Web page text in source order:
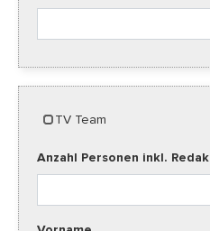
TV Team
Anzahl Personen inkl.